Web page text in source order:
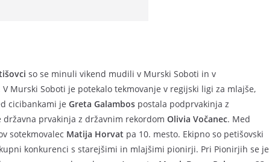
so se minuli vikend mudili v Murski Soboti in v
Murski Soboti je potekalo tekmovanje v regijski ligi za mlajše,
cicibankami je Greta Galambos postala podprvakinja z
prvakinja z državnim rekordom Olivia Vočanec. Med
sotekmovalec Matija Horvat pa 10. mesto. Ekipno so petišovski
konkurenci s starejšimi in mlajšimi pionirji. Pri Pionirjih se je